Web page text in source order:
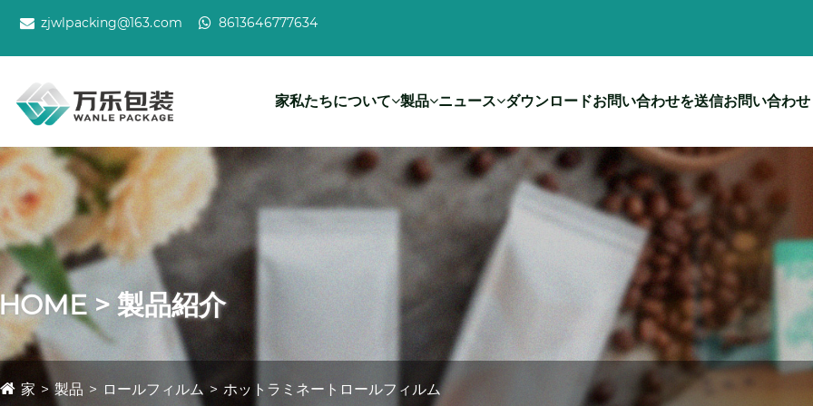
zjwlpacking@163.com 8613646777634
家私たちについて 製品 ニュース ダウンロードお問い合わせを送信お問い合わせ
> 製品紹介
家 製品 ロールフィルム ホットラミネートロールフィルム